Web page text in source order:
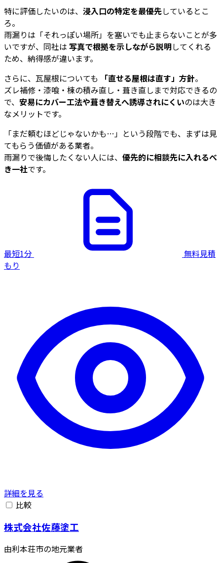
特に評価したいのは、 浸入口の特定を最優先しているとこ
ろ。
雨漏りは「それっぽい場所」を塞いでも止まらないことが多
いですが、同社は 写真で根拠を示しながら説明してくれる
ため、納得感が違います。
さらに、瓦屋根についても
「直せる屋根は直す」方針。
ズレ補修・漆喰・棟の積み直し・葺き直しまで対応できるの
で、 安易にカバー工法や葺き替えへ誘導されにくいのは大き
なメリットです。
「まだ頼むほどじゃないかも…」という段階でも、まずは見
てもらう価値がある業者。
雨漏りで後悔したくない人には、 優先的に相談先に入れるべ
き一社です。
最短1分
無料見積
もり
詳細を見る
比較
株式会社佐藤塗工
由利本荘市の地元業者